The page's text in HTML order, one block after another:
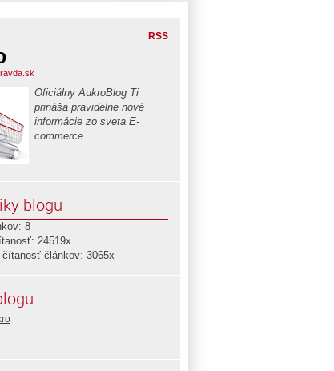
RSS
Oficiálny AukroBlog Ti
prináša pravidelne nové
informácie zo sveta E-
commerce.
blogu
8
24519x
čítanosť článkov: 3065x